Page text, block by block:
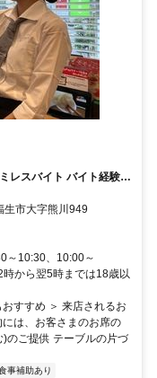
レスバイト バイト経験が
スト時期などももちろ
生市大字熊川949
～10:30、10:00～
から翌5時までは18歳以
すすめ ＞ 来店されるお
は、お客さまのお席の
のご提供 テーブルの片づ
事補助あり